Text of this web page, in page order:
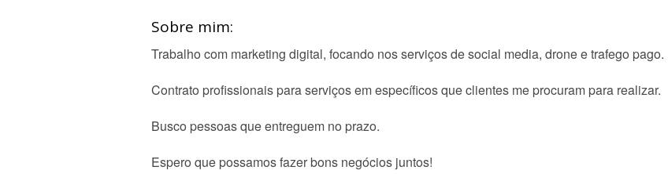
Sobre mim:
Trabalho com marketing digital, focando nos serviços de social media, drone e trafego pago.
Contrato profissionais para serviços em específicos que clientes me procuram para realizar.
Busco pessoas que entreguem no prazo.
Espero que possamos fazer bons negócios juntos!